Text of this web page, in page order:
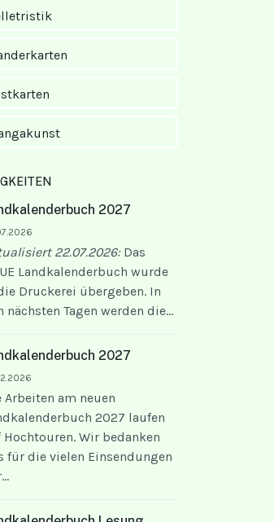
2027
22.07.2026:Das
Landkalenderbuch wurde
Druckerei übergeben. In
nächsten Tagen werden die...
2027
Arbeiten am neuen
2027 laufen
Hochtouren. Wir bedanken
für die vielen Einsendungen